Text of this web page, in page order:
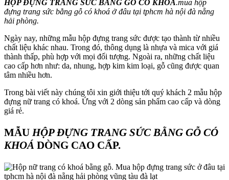
HỘP ĐỰNG TRANG SỨC BẰNG GỖ CÓ KHÓA.mua hộp
đựng trang sức bằng gỗ có khoá ở đâu tại tphcm hà nội đà nẵng
hải phòng.
Ngày nay, những mẫu hộp đựng trang sức được tạo thành từ nhiều
chất liệu khác nhau. Trong đó, thông dụng là nhựa và mica với giá
thành thấp, phù hợp với mọi đối tượng. Ngoài ra, những chất liệu
cao cấp hơn như: da, nhung, hợp kim kim loại, gỗ cũng được quan
tâm nhiều hơn.
Trong bài viết này chúng tôi xin giới thiệu tới quý khách 2 mẫu hộp
đựng nữ trang có khoá. Ứng với 2 dòng sản phẩm cao cấp và dòng
giá rẻ.
MẪU HỘP ĐỰNG TRANG SỨC BẰNG GỖ CÓ
KHOÁ DÒNG CAO CẤP.